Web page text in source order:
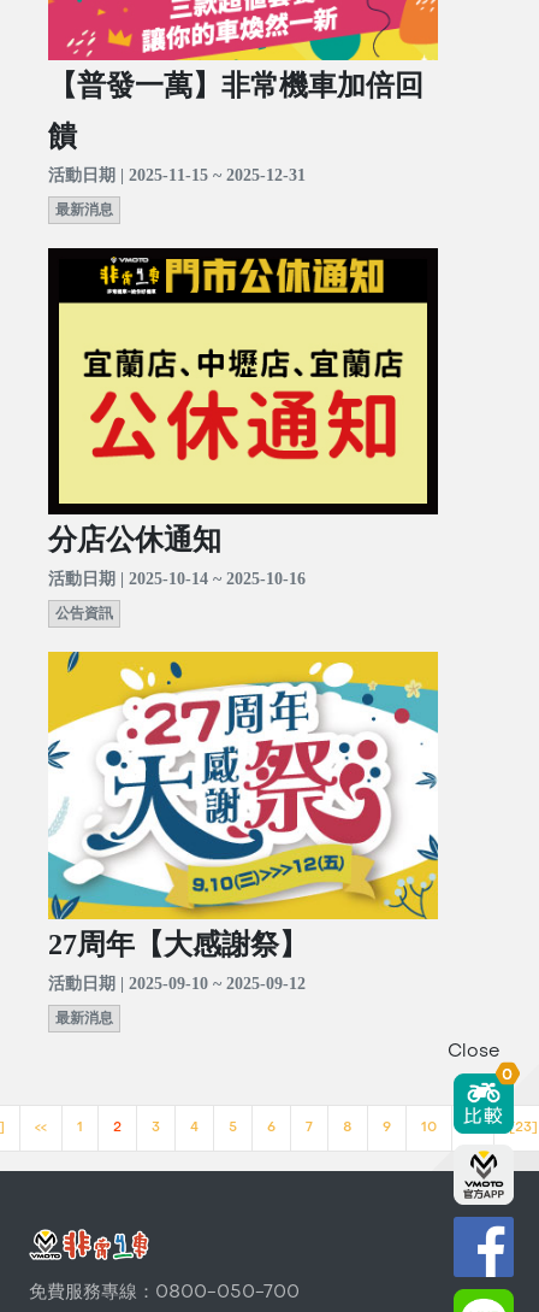
【普發一萬】非常機車加倍回
饋
活動日期 | 2025-11-15 ~ 2025-12-31
最新消息
分店公休通知
活動日期 | 2025-10-14 ~ 2025-10-16
公告資訊
27周年【大感謝祭】
活動日期 | 2025-09-10 ~ 2025-09-12
最新消息
<< 1 2 3 4 5 6 7 8 9 10 >> [23]
免費服務專線：0800-050-700
Close
0